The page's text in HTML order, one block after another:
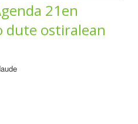
21en
dute ostiralean